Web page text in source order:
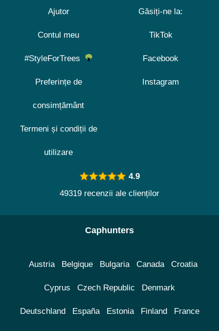
Ajutor
Contul meu
#StyleForTrees
Preferințe de
consimțământ
Termeni și condiții de
utilizare
Găsiți-ne la:
TikTok
Facebook
Instagram
4.9
49319 recenzii ale clienților
Caphunters
Austria Belgique Bulgaria Canada Croatia
Cyprus Czech Republic Denmark
Deutschland España Estonia Finland France